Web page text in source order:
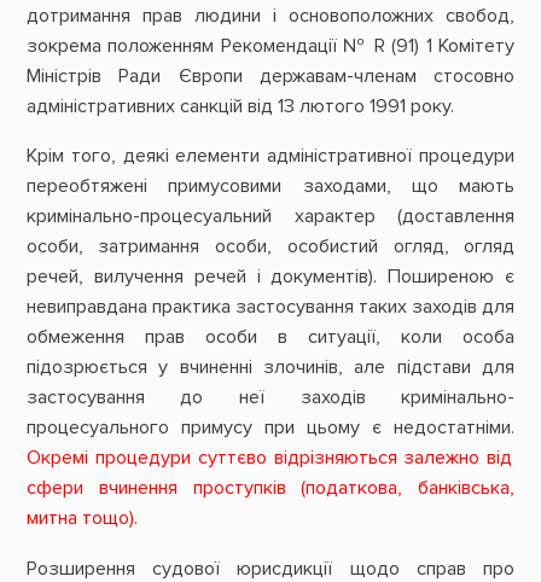
дотримання прав людини і основоположних свобод,
зокрема положенням Рекомендації № R (91) 1 Комітету
Міністрів Ради Європи державам-членам стосовно
адміністративних санкцій від 13 лютого 1991 року.
Крім того, деякі елементи адміністративної процедури
переобтяжені примусовими заходами, що мають
кримінально-процесуальний характер (доставлення
особи, затримання особи, особистий огляд, огляд
речей, вилучення речей і документів). Поширеною є
невиправдана практика застосування таких заходів для
обмеження прав особи в ситуації, коли особа
підозрюється у вчиненні злочинів, але підстави для
застосування до неї заходів кримінально-
процесуального примусу при цьому є недостатніми.
Окремі процедури суттєво відрізняються залежно від
сфери вчинення проступків (податкова, банківська,
митна тощо).
Розширення судової юрисдикції щодо справ про